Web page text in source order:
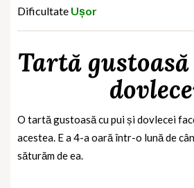
Dificultate Ușor
Tartă
O tartă gustoasă cu pui și dovlecei
acestea. E a 4-a oară într-o lună de
săturăm de ea.